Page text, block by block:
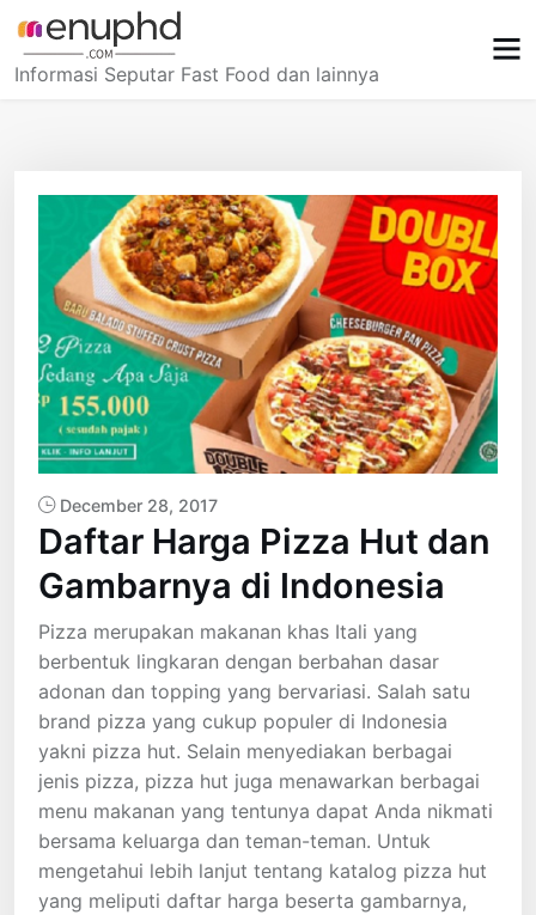
content
Informasi Seputar Fast Food dan lainnya
December 28, 2017
Daftar Harga Pizza Hut dan
Gambarnya di Indonesia
Pizza merupakan makanan khas Itali yang
berbentuk lingkaran dengan berbahan dasar
adonan dan topping yang bervariasi. Salah satu
brand pizza yang cukup populer di Indonesia
yakni pizza hut. Selain menyediakan berbagai
jenis pizza, pizza hut juga menawarkan berbagai
menu makanan yang tentunya dapat Anda nikmati
bersama keluarga dan teman-teman. Untuk
mengetahui lebih lanjut tentang katalog pizza hut
yang meliputi daftar harga beserta gambarnya,